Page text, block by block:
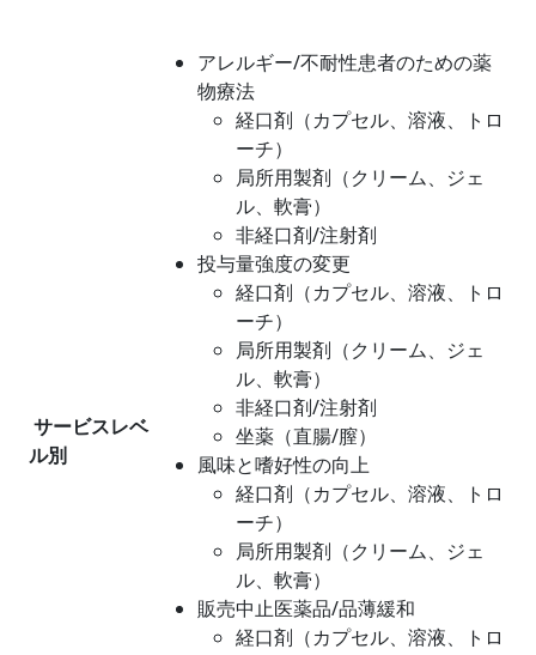
サービスレベ
ル別
アレルギー/不耐性患者のための薬
物療法
経口剤（カプセル、溶液、トロ
ーチ）
局所用製剤（クリーム、ジェ
ル、軟膏）
非経口剤/注射剤
投与量強度の変更
経口剤（カプセル、溶液、トロ
ーチ）
局所用製剤（クリーム、ジェ
ル、軟膏）
非経口剤/注射剤
坐薬（直腸/膣）
風味と嗜好性の向上
経口剤（カプセル、溶液、トロ
ーチ）
局所用製剤（クリーム、ジェ
ル、軟膏）
販売中止医薬品/品薄緩和
経口剤（カプセル、溶液、トロ